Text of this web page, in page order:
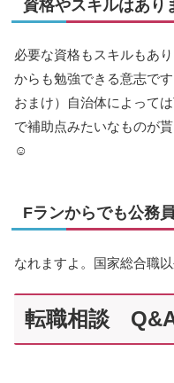
資格やスキルはあり
必要な資格もスキルもあ
からも勉強できる意志です
おまけ）自治体によって
で補助点みたいなものが
☺️
Fランからでも公務
なれますよ。国家総合職
転職相談